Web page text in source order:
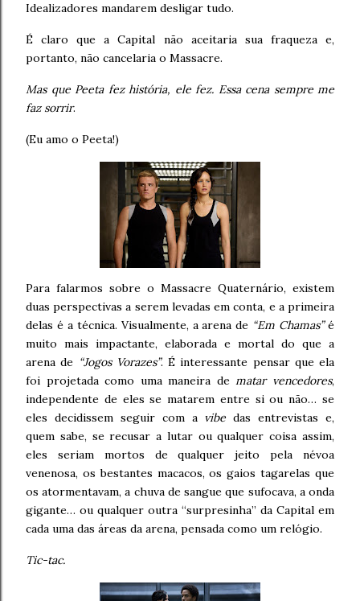
Idealizadores mandarem desligar tudo.
É claro que a Capital não aceitaria sua fraqueza e,
portanto, não cancelaria o Massacre.
Mas que Peeta fez história, ele fez. Essa cena sempre me
faz sorrir.
(Eu amo o Peeta!)
Para falarmos sobre o Massacre Quaternário, existem
duas perspectivas a serem levadas em conta, e a primeira
delas é a técnica. Visualmente, a arena de “Em Chamas”é
muito mais impactante, elaborada e mortal do que a
arena de “Jogos Vorazes”. É interessante pensar que ela
foi projetada como uma maneira dematar vencedores,
independente de eles se matarem entre si ou não… se
eles decidissem seguir com a vibe das entrevistas e,
quem sabe, se recusar a lutar ou qualquer coisa assim,
eles seriam mortos de qualquer jeito pela névoa
venenosa, os bestantes macacos, os gaios tagarelas que
os atormentavam, a chuva de sangue que sufocava, a onda
gigante… ou qualquer outra “surpresinha” da Capital em
cada uma das áreas da arena, pensada como um relógio.
Tic-tac.